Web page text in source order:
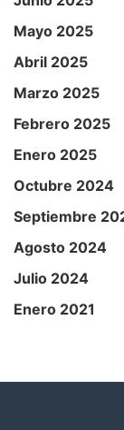
Mayo 2025
Abril 2025
Marzo 2025
Febrero 2025
Enero 2025
Octubre 2024
Septiembre
Agosto 2024
Julio 2024
Enero 2021